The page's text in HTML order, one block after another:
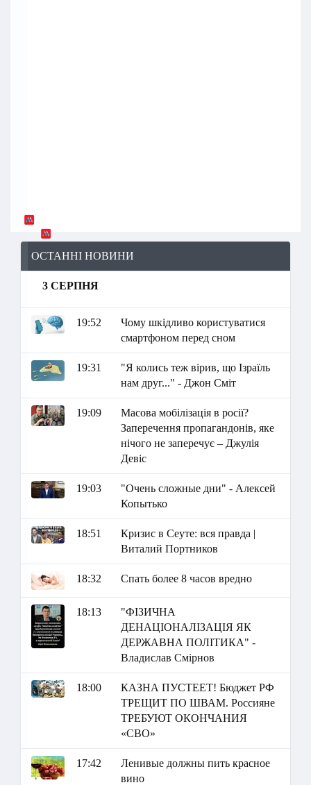
ОСТАННІ НОВИНИ
3 СЕРПНЯ
19:52
Чому шкідливо користуватися
смартфоном перед сном
19:31
"Я колись теж вірив, що Ізраїль
нам друг..." - Джон Сміт
19:09
Масова мобілізація в росії?
Заперечення пропагандонів, яке
нічого не заперечує – Джулія
Девіс
19:03
"Очень сложные дни" - Алексей
Копытько
18:51
Кризис в Сеуте: вся правда |
Виталий Портников
18:32 Спать более 8 часов вредно
18:13
"ФІЗИЧНА
ДЕНАЦІОНАЛІЗАЦІЯ ЯК
ДЕРЖАВНА ПОЛІТИКА" -
Владислав Смірнов
18:00
КАЗНА ПУСТЕЕТ! Бюджет РФ
ТРЕЩИТ ПО ШВАМ. Россияне
ТРЕБУЮТ ОКОНЧАНИЯ
«СВО»
17:42
Ленивые должны пить красное
вино